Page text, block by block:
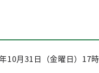
10月31日（金曜日）17